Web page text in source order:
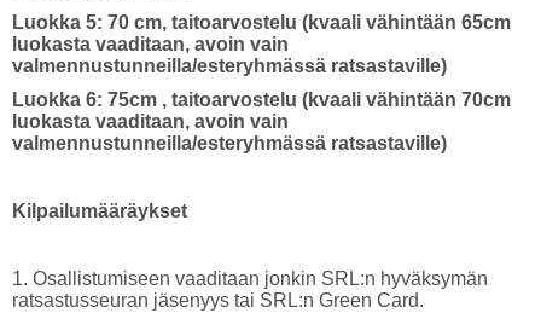
Luokka 5: 70 cm, taitoarvostelu (kvaali vähintään 65cm
luokasta vaaditaan, avoin vain
valmennustunneilla/esteryhmässä ratsastaville)
Luokka 6: 75cm , taitoarvostelu (kvaali vähintään 70cm
luokasta vaaditaan, avoin vain
valmennustunneilla/esteryhmässä ratsastaville)
Kilpailumääräykset
1. Osallistumiseen vaaditaan jonkin SRL:n hyväksymän
ratsastusseuran jäsenyys tai SRL:n Green Card.